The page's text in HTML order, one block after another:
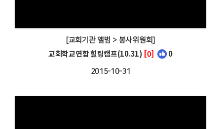
[교회기관 앨범 > 봉사위원회]
교회학교연합 힐링캠프(10.31) [0] 0
2015-10-31